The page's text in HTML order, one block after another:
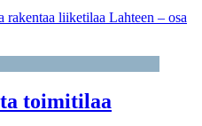
liiketilaa Lahteen – osa
toimitilaa